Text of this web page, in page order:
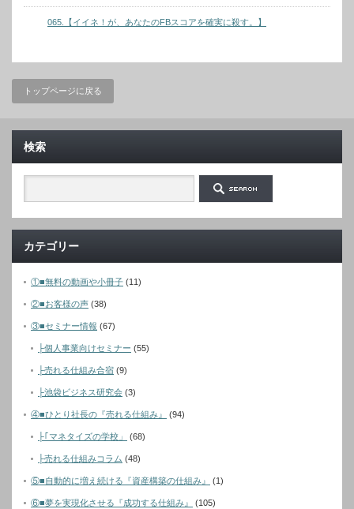
065.【イイネ！が、あなたのFBスコアを確実に殺す。】
トップページに戻る
検索
カテゴリー
①■無料の動画や小冊子 (11)
②■お客様の声 (38)
③■セミナー情報 (67)
├個人事業向けセミナー (55)
├売れる仕組み合宿 (9)
├池袋ビジネス研究会 (3)
④■ひとり社長の『売れる仕組み』 (94)
├｢マネタイズの学校」 (68)
├売れる仕組みコラム (48)
⑤■自動的に増え続ける『資産構築の仕組み』 (1)
⑥■夢を実現化させる『成功する仕組み』 (105)